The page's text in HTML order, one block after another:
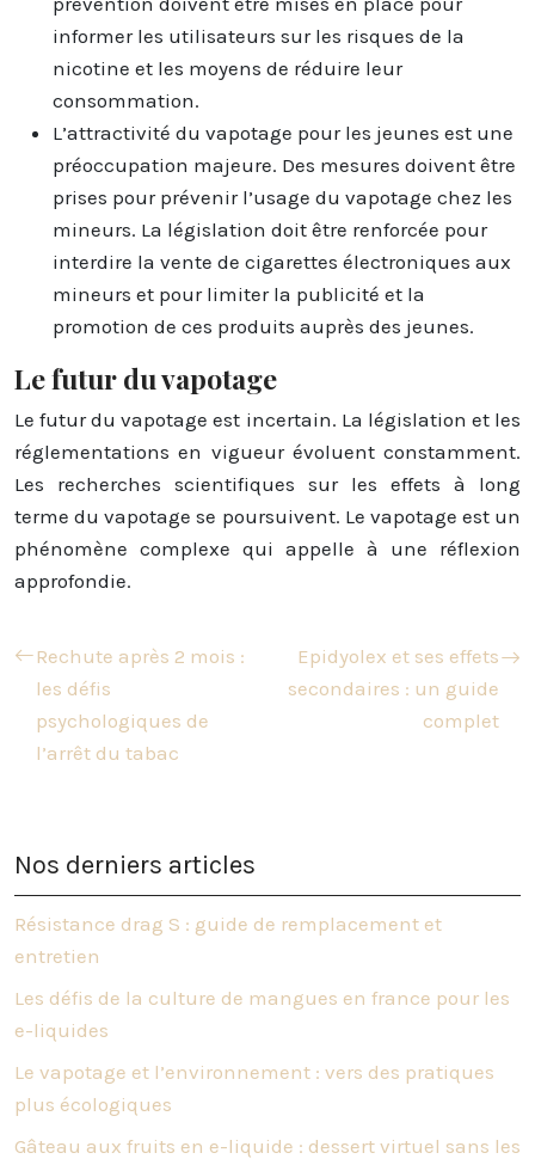
informer les utilisateurs sur les risques de la
nicotine et les moyens de réduire leur
consommation.
L’attractivité du vapotage pour les jeunes est une
préoccupation majeure. Des mesures doivent être
prises pour prévenir l’usage du vapotage chez les
mineurs. La législation doit être renforcée pour
interdire la vente de cigarettes électroniques aux
mineurs et pour limiter la publicité et la
promotion de ces produits auprès des jeunes.
Le futur du vapotage
Le futur du vapotage est incertain. La législation et les
réglementations en vigueur évoluent constamment.
Les recherches scientifiques sur les effets à long
terme du vapotage se poursuivent. Le vapotage est un
phénomène complexe qui appelle à une réflexion
approfondie.
Rechute après 2 mois :
les défis
psychologiques de
l’arrêt du tabac
Epidyolex et ses effets
secondaires : un guide
complet
Nos derniers articles
Résistance drag S : guide de remplacement et
entretien
Les défis de la culture de mangues en france pour les
e-liquides
Le vapotage et l’environnement : vers des pratiques
plus écologiques
Gâteau aux fruits en e-liquide : dessert virtuel sans les